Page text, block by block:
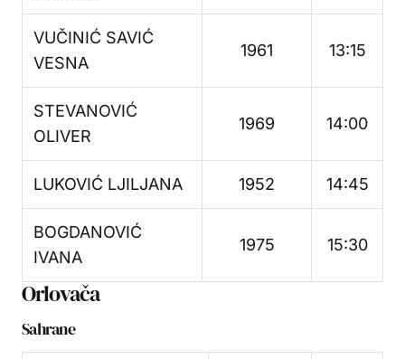
VUČINIĆ SAVIĆ
VESNA
1961 13:15
STEVANOVIĆ
OLIVER
1969 14:00
LUKOVIĆ LJILJANA 1952 14:45
BOGDANOVIĆ
IVANA
1975 15:30
Orlovača
Sahrane